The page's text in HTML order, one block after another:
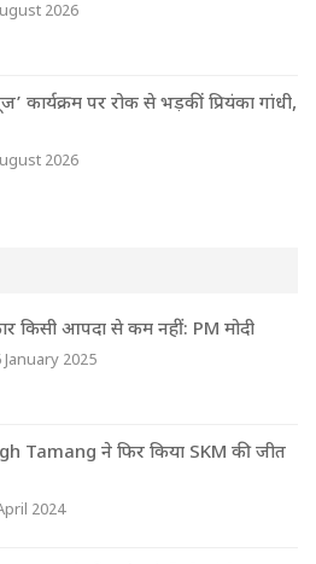
2026
कार्यक्रम पर रोक से भड़कीं प्रियंका गांधी,
2026
किसी आपदा से कम नहीं: PM मोदी
January 2025
Tamang ने फिर किया SKM की जीत
2024